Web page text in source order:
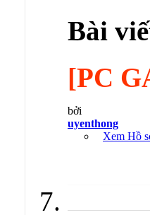
Bài
[PC
bởi
uyenthong
Xem Hồ